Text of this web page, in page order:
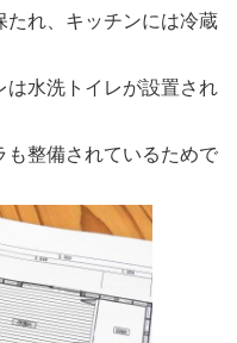
たれ、キッチンには冷蔵
は水洗トイレが設置され
も整備されているためで